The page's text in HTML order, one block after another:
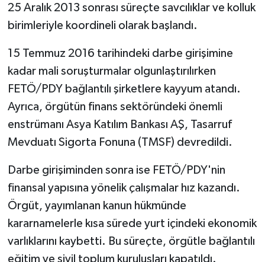
25 Aralık 2013 sonrası süreçte savcılıklar ve kolluk
birimleriyle koordineli olarak başlandı.
15 Temmuz 2016 tarihindeki darbe girişimine
kadar mali soruşturmalar olgunlaştırılırken
FETÖ/PDY bağlantılı şirketlere kayyum atandı.
Ayrıca, örgütün finans sektöründeki önemli
enstrümanı Asya Katılım Bankası AŞ, Tasarruf
Mevduatı Sigorta Fonuna (TMSF) devredildi.
Darbe girişiminden sonra ise FETÖ/PDY'nin
finansal yapısına yönelik çalışmalar hız kazandı.
Örgüt, yayımlanan kanun hükmünde
kararnamelerle kısa sürede yurt içindeki ekonomik
varlıklarını kaybetti. Bu süreçte, örgütle bağlantılı
eğitim ve sivil toplum kuruluşları kapatıldı.